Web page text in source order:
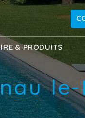
& PRODUITS
le-